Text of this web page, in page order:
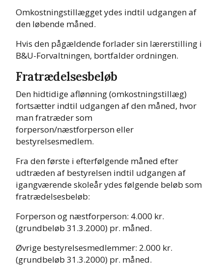
Omkostningstillægget ydes indtil udgangen af
den løbende måned.
Hvis den pågældende forlader sin lærerstilling i
B&U-Forvaltningen, bortfalder ordningen.
Fratrædelsesbeløb
Den hidtidige aflønning (omkostningstillæg)
fortsætter indtil udgangen af den måned, hvor
man fratræder som
forperson/næstforperson eller
bestyrelsesmedlem.
Fra den første i efterfølgende måned efter
udtræden af bestyrelsen indtil udgangen af
igangværende skoleår ydes følgende beløb som
fratrædelsesbeløb:
Forperson og næstforperson: 4.000 kr.
(grundbeløb 31.3.2000) pr. måned.
Øvrige bestyrelsesmedlemmer: 2.000 kr.
(grundbeløb 31.3.2000) pr. måned.